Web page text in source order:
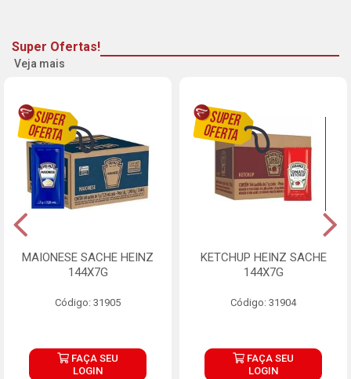
Super Ofertas!
Veja mais
MAIONESE SACHE HEINZ
144X7G
Código: 31905
FAÇA SEU
LOGIN
KETCHUP HEINZ SACHE
144X7G
Código: 31904
FAÇA SEU
LOGIN